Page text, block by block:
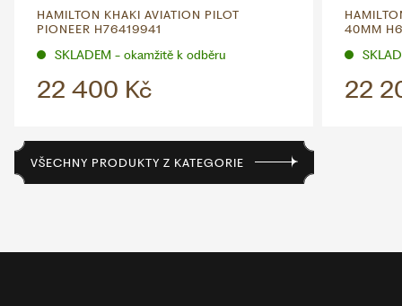
HAMILTON KHAKI AVIATION PILOT
PIONEER H76419941
SKLADEM - okamžitě k odběru
22 400 Kč
40MM
22
VŠECHNY PRODUKTY Z KATEGORIE